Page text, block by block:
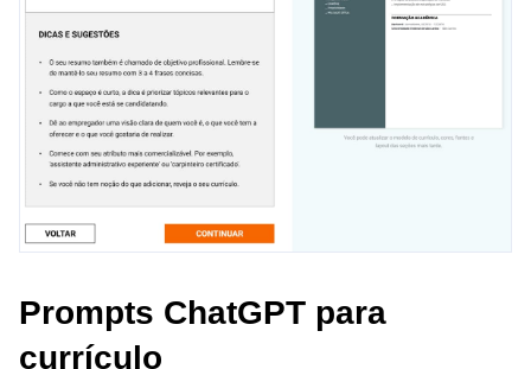
Prompts ChatGPT para
currículo